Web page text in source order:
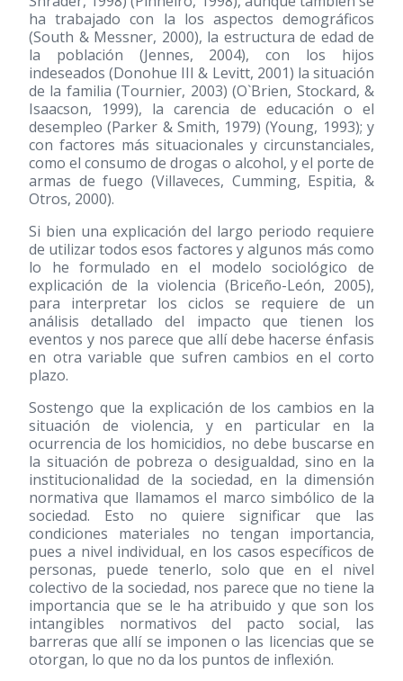
ha trabajado con la los aspectos demográficos
(South & Messner, 2000), la estructura de edad de
la población (Jennes, 2004), con los hijos
indeseados (Donohue III & Levitt, 2001) la situación
de la familia (Tournier, 2003) (O`Brien, Stockard, &
Isaacson, 1999), la carencia de educación o el
desempleo (Parker & Smith, 1979) (Young, 1993); y
con factores más situacionales y circunstanciales,
como el consumo de drogas o alcohol, y el porte de
armas de fuego (Villaveces, Cumming, Espitia, &
Otros, 2000).
Si bien una explicación del largo periodo requiere
de utilizar todos esos factores y algunos más como
lo he formulado en el modelo sociológico de
explicación de la violencia (Briceño-León, 2005),
para interpretar los ciclos se requiere de un
análisis detallado del impacto que tienen los
eventos y nos parece que allí debe hacerse énfasis
en otra variable que sufren cambios en el corto
plazo.
Sostengo que la explicación de los cambios en la
situación de violencia, y en particular en la
ocurrencia de los homicidios, no debe buscarse en
la situación de pobreza o desigualdad, sino en la
institucionalidad de la sociedad, en la dimensión
normativa que llamamos el marco simbólico de la
sociedad. Esto no quiere significar que las
condiciones materiales no tengan importancia,
pues a nivel individual, en los casos específicos de
personas, puede tenerlo, solo que en el nivel
colectivo de la sociedad, nos parece que no tiene la
importancia que se le ha atribuido y que son los
intangibles normativos del pacto social, las
barreras que allí se imponen o las licencias que se
otorgan, lo que no da los puntos de inflexión.